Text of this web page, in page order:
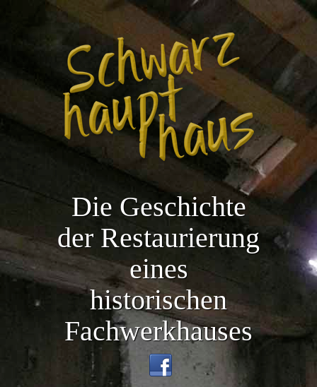
Die Geschichte
der Restaurierung
eines
historischen
Fachwerkhauses